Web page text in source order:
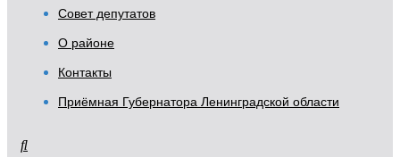
Совет депутатов
О районе
Контакты
Приёмная Губернатора Ленинградской области